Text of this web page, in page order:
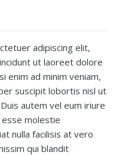
adipiscing elit,
ut laoreet dolore
enim ad minim veniam,
suscipit lobortis nisl ut
autem vel eum iriure
molestie
nulla facilisis at vero
qui blandit